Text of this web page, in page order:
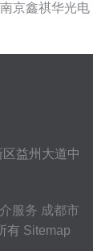
南京鑫祺华光电
益州大道中
服务 成都市
有 Sitemap